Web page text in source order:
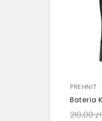
PREHNIT
210,00 zł